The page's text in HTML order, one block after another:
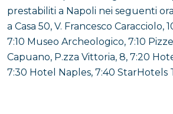
prestabiliti a Napoli nei seguenti
a Casa 50, V. Francesco Caracciolo,
7:10 Museo Archeologico, 7:10
Capuano, P.zza Vittoria, 8, 7:20
7:30 Hotel Naples, 7:40 StarHotels